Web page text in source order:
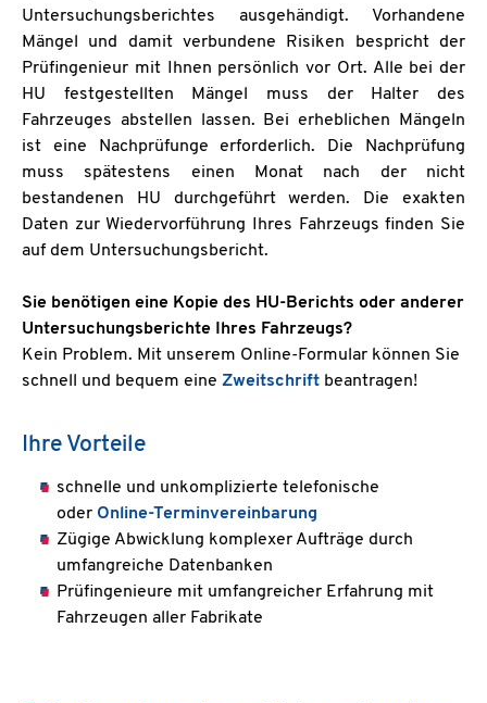
Untersuchungsberichtes ausgehändigt. Vorhandene
Mängel und damit verbundene Risiken bespricht der
Prüfingenieur mit Ihnen persönlich vor Ort. Alle bei der
HU festgestellten Mängel muss der Halter des
Fahrzeuges abstellen lassen. Bei erheblichen Mängeln
ist eine Nachprüfunge erforderlich. Die Nachprüfung
muss spätestens einen Monat nach der nicht
bestandenen HU durchgeführt werden. Die exakten
Daten zur Wiedervorführung Ihres Fahrzeugs finden Sie
auf dem Untersuchungsbericht.
Sie benötigen eine Kopie des HU-Berichts oder anderer
Untersuchungsberichte Ihres Fahrzeugs?
Kein Problem. Mit unserem Online-Formular können Sie
schnell und bequem eine Zweitschrift beantragen!
Ihre Vorteile
schnelle und unkomplizierte telefonische
oder Online-Terminvereinbarung
Zügige Abwicklung komplexer Aufträge durch
umfangreiche Datenbanken
Prüfingenieure mit umfangreicher Erfahrung mit
Fahrzeugen aller Fabrikate